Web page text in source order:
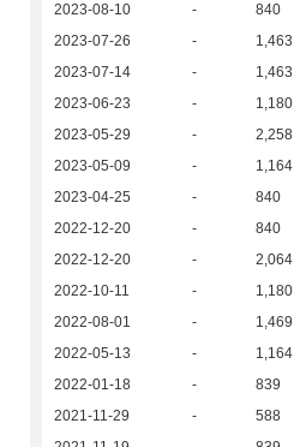
2023-08-10
- 840
2023-07-26
- 1,463
2023-07-14
- 1,463
2023-06-23
- 1,180
2023-05-29
- 2,258
2023-05-09
- 1,164
2023-04-25
- 840
2022-12-20
- 840
2022-12-20
- 2,064
2022-10-11
- 1,180
2022-08-01
- 1,469
2022-05-13
- 1,164
2022-01-18
- 839
2021-11-29
- 588